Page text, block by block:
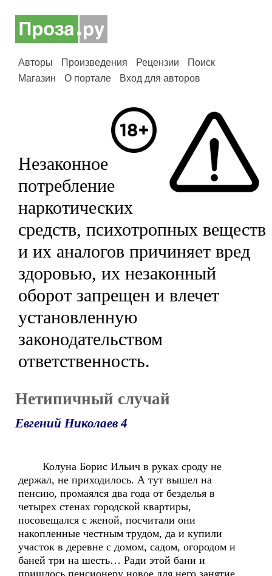
Авторы Произведения Рецензии
Поиск
Магазин
О портале Вход для авторов
Незаконное
потребление
наркотических
средств, психотропных веществ
и их аналогов причиняет вред
здоровью, их незаконный
оборот запрещен и влечет
установленную
законодательством
ответственность.
Нетипичный случай
Евгений Николаев 4
Колуна Борис Ильич в руках сроду не
держал, не приходилось. А тут вышел на
пенсию, промаялся два года от безделья в
четырех стенах городской квартиры,
посовещался с женой, посчитали они
накопленные честным трудом, да и купили
участок в деревне с домом, садом, огородом и
баней три на шесть… Ради этой бани и
пришлось пенсионеру новое для него занятие